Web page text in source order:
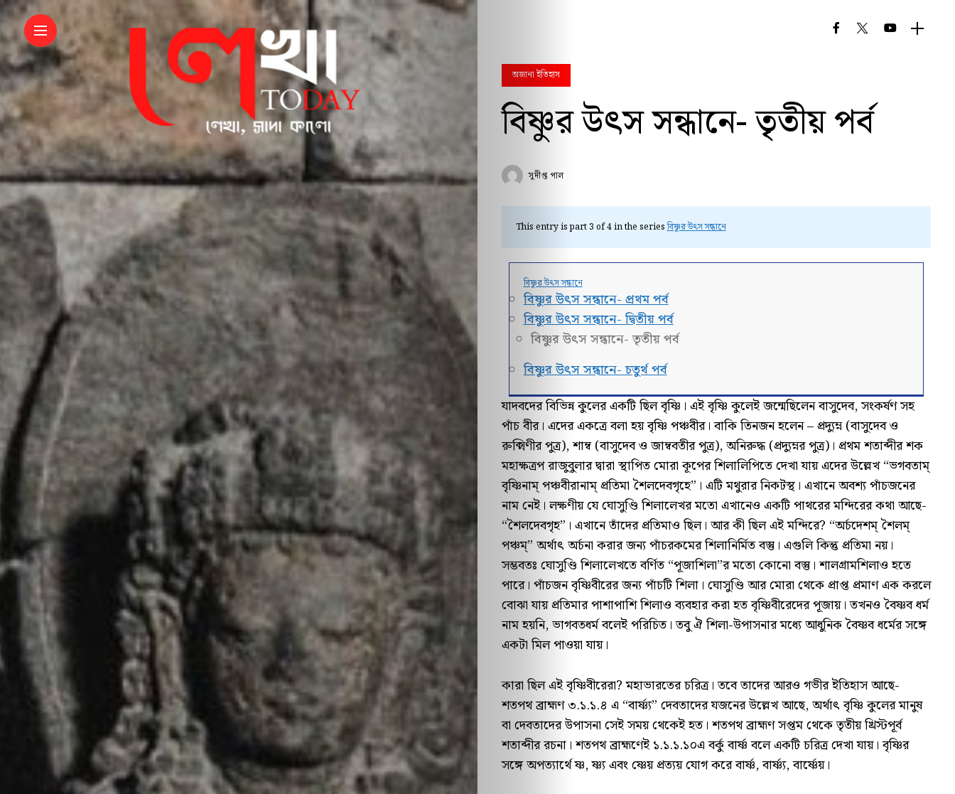
অজানা ইতিহাস
বিষ্ণুর উৎস সন্ধানে- তৃতীয় পর্ব
সুদীপ্ত পাল
This entry is part 3 of 4 in the seriesবিষ্ণুর উৎস সন্ধানে
বিষ্ণুর উৎস সন্ধানে
বিষ্ণুর উৎস সন্ধানে- প্রথম পর্ব
বিষ্ণুর উৎস সন্ধানে- দ্বিতীয় পর্ব
বিষ্ণুর উৎস সন্ধানে- তৃতীয় পর্ব
বিষ্ণুর উৎস সন্ধানে- চতুর্থ পর্ব
যাদবদের বিভিন্ন কুলের একটি ছিল বৃষ্ণি। এই বৃষ্ণি কুলেই জন্মেছিলেন বাসুদেব, সংকর্ষণ সহ
পাঁচ বীর। এদের একত্রে বলা হয় বৃষ্ণি পঞ্চবীর। বাকি তিনজন হলেন – প্রদ্যুম্ন (বাসুদেব ও
রুক্মিণীর পুত্র), শাম্ব (বাসুদেব ও জাম্ববতীর পুত্র), অনিরুদ্ধ (প্রদ্যুম্নর পুত্র)। প্রথম শতাব্দীর শক
মহাক্ষত্রপ রাজুবুলার দ্বারা স্থাপিত মোরা কূপের শিলালিপিতে দেখা যায় এদের উল্লেখ “ভগবতাম্
বৃষ্ণিনাম্ পঞ্চবীরানাম্ প্রতিমা শৈলদেবগৃহে”। এটি মথুরারনিকটস্থ। এখানে অবশ্য পাঁচজনের
নাম নেই। লক্ষণীয় যে ঘোসুণ্ডি শিলালেখর মতো এখানেও একটি পাথরের মন্দিরের কথা আছে-
“শৈলদেবগৃহ”। এখানে তাঁদের প্রতিমাও ছিল। আর কী ছিল এই মন্দিরে? “অর্চদেশম্ শৈলম্
পঞ্চম্” অর্থাৎ অর্চনা করার জন্য পাঁচরকমের শিলানির্মিত বস্তু। এগুলি কিন্তু প্রতিমা নয়।
সম্ভবতঃ ঘোসুণ্ডি শিলালেখতে বর্ণিত “পূজাশিলা”র মতো কোনো বস্তু। শালগ্ৰামশিলাও হতে
পারে। পাঁচজন বৃষ্ণিবীরের জন্য পাঁচটি শিলা। ঘোসুণ্ডি আর মোরা থেকে প্রাপ্ত প্রমাণ এক করলে
বোঝা যায় প্রতিমার পাশাপাশি শিলাও ব্যবহার করা হত বৃষ্ণিবীরেদের পূজায়। তখনও বৈষ্ণব ধর্ম
নাম হয়নি, ভাগবতধর্ম বলেই পরিচিত। তবু ঐ শিলা-উপাসনার মধ্যে আধুনিক বৈষ্ণব ধর্মের সঙ্গে
একটা মিল পাওয়া যায়।
কারা ছিল এই বৃষ্ণিবীরেরা? মহাভারতের চরিত্র। তবে তাদের আরও গভীর ইতিহাস আছে-
শতপথ ব্রাহ্মণ ৩.১.১.৪ এ “বার্ষ্ণ্য” দেবতাদের যজনের উল্লেখ আছে, অর্থাৎ বৃষ্ণি কুলের মানুষ
বা দেবতাদের উপাসনা সেই সময় থেকেই হত। শতপথ ব্রাহ্মণ সপ্তম থেকে তৃতীয় খ্রিস্টপূর্ব
শতাব্দীর রচনা। শতপথ ব্রাহ্মণেই ১.১.১.১০এ বর্কু বার্ষ্ণ বলে একটি চরিত্র দেখা যায়। বৃষ্ণির
সঙ্গে অপত্যার্থে ষ্ণ, ষ্ণ্য এবং ষ্ণেয় প্রত্যয় যোগ করে বার্ষ্ণ, বার্ষ্ণ্য, বার্ষ্ণেয়।